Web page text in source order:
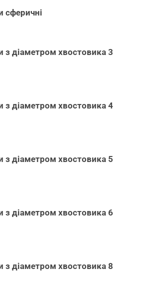
діаметром хвостовика 3
діаметром хвостовика 4
діаметром хвостовика 5
діаметром хвостовика 6
діаметром хвостовика 8